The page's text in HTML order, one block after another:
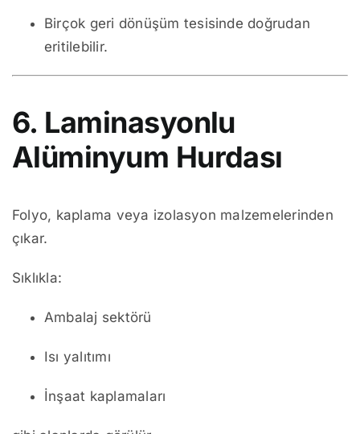
Birçok geri dönüşüm tesisinde doğrudan
eritilebilir.
6. Laminasyonlu
Alüminyum Hurdası
Folyo, kaplama veya izolasyon malzemelerinden
çıkar.
Sıklıkla:
Ambalaj sektörü
Isı yalıtımı
İnşaat kaplamaları